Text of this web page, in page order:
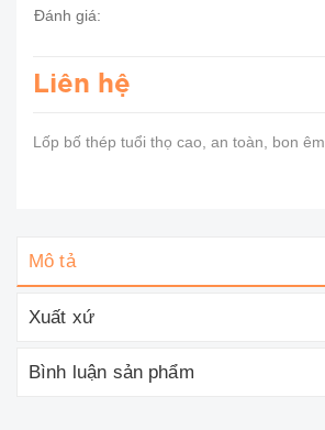
Đánh giá:
Liên hệ
Lốp bố thép tuổi thọ cao, an toàn, bon êm.
Mô tả
Xuất xứ
Bình luận sản phẩm